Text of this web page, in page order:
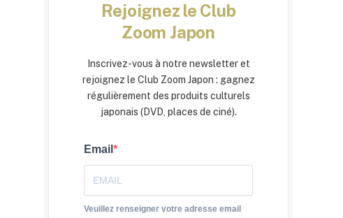
Rejoignez le Club
Zoom Japon
Inscrivez-vous à notre newsletter et
rejoignez le Club Zoom Japon : gagnez
régulièrement des produits culturels
japonais (DVD, places de ciné).
Email
Veuillez renseigner votre adresse email